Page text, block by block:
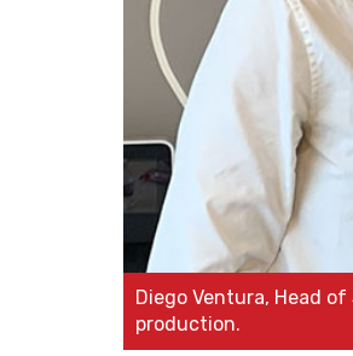
Diego Ventura, Head
production.